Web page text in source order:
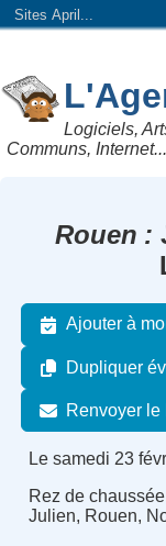
Sites April...
Logiciels,
Communs, Internet...
Rouen
Ajouter à
Dupliquer
Renvoyer
Le samedi 23
Rez de
Julien, Rouen,